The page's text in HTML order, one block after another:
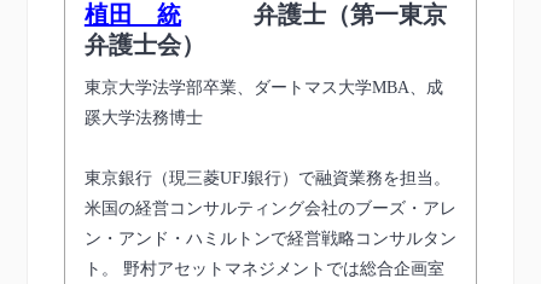
植田 統弁護士（第一東京
弁護士会）
東京大学法学部卒業、ダートマス大学MBA、成
蹊大学法務博士
東京銀行（現三菱UFJ銀行）で融資業務を担当。
米国の経営コンサルティング会社のブーズ・アレ
ン・アンド・ハミルトンで経営戦略コンサルタン
ト。 野村アセットマネジメントでは総合企画室